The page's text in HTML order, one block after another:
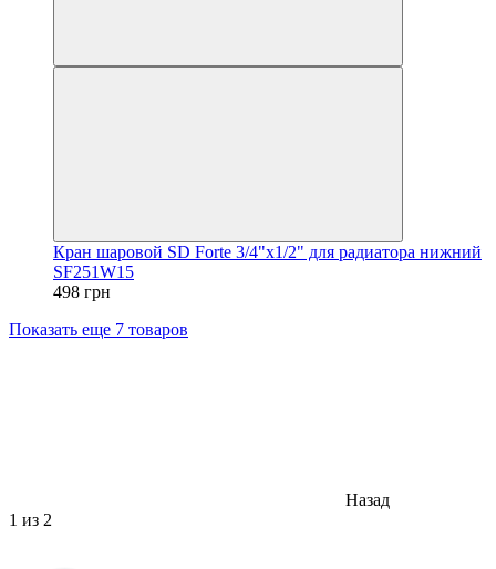
Кран шаровой SD Forte 3/4"х1/2" для радиатора нижний
SF251W15
498 грн
Показать еще 7 товаров
Назад
1 из 2